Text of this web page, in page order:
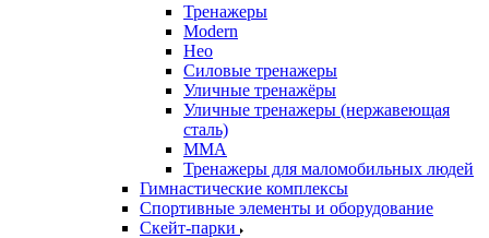
Тренажеры
Modern
Нео
Силовые тренажеры
Уличные тренажёры
Уличные тренажеры (нержавеющая
сталь)
ММА
Тренажеры для маломобильных людей
Гимнастические комплексы
Спортивные элементы и оборудование
Скейт-парки